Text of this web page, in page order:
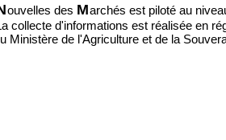
ouvelles des Marchés est piloté au
collecte d'informations est réalisée en
Ministère de l'Agriculture et de la